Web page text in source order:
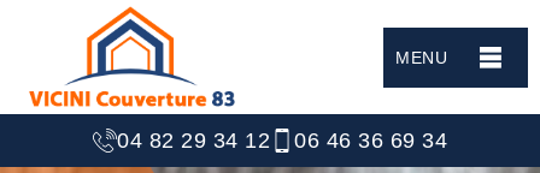
MENU
04 82 29 34 12 06 46 36 69 34